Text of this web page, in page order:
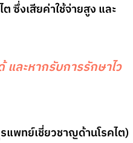
ซึ่งเสียค่าใช้จ่ายสูง และ
และหากรับการรักษาไว
แพทย์เชี่ยวชาญด้านโรคไต)